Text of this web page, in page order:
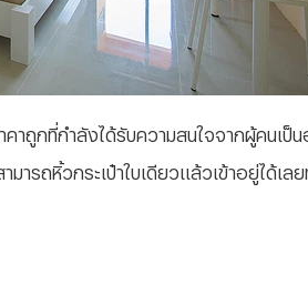
ถูกที่กำลังได้รับความสนใจจากผู้คนเป็
รถหิ้วกระเป๋าใบเดียวแล้วเข้าอยู่ได้เลย